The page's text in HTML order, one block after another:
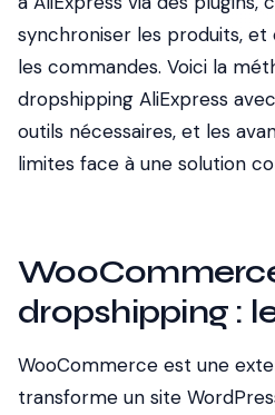
synchroniser les produits,
les commandes. Voici la
dropshipping AliExpress
outils nécessaires, et les
limites face à une solution
dropshipping :
WooCommerce est une
transforme un site